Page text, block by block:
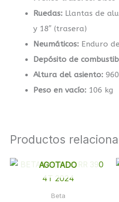
Ruedas:Llantas de
y 18″ (trasera)
Neumáticos:Enduro
Depósito de
Altura del asiento:
Peso en vacío:106 kg
Productos
AGOTADO
Beta